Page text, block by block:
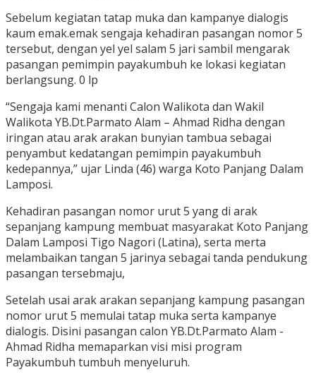
Sebelum kegiatan tatap muka dan kampanye dialogis
kaum emak.emak sengaja kehadiran pasangan nomor 5
tersebut, dengan yel yel salam 5 jari sambil mengarak
pasangan pemimpin payakumbuh ke lokasi kegiatan
berlangsung. 0 lp
“Sengaja kami menanti Calon Walikota dan Wakil
Walikota YB.Dt.Parmato Alam – Ahmad Ridha dengan
iringan atau arak arakan bunyian tambua sebagai
penyambut kedatangan pemimpin payakumbuh
kedepannya,” ujar Linda (46) warga Koto Panjang Dalam
Lamposi.
Kehadiran pasangan nomor urut 5 yang di arak
sepanjang kampung membuat masyarakat Koto Panjang
Dalam Lamposi Tigo Nagori (Latina), serta merta
melambaikan tangan 5 jarinya sebagai tanda pendukung
pasangan tersebmaju,
Setelah usai arak arakan sepanjang kampung pasangan
nomor urut 5 memulai tatap muka serta kampanye
dialogis. Disini pasangan calon YB.Dt.Parmato Alam -
Ahmad Ridha memaparkan visi misi program
Payakumbuh tumbuh menyeluruh.